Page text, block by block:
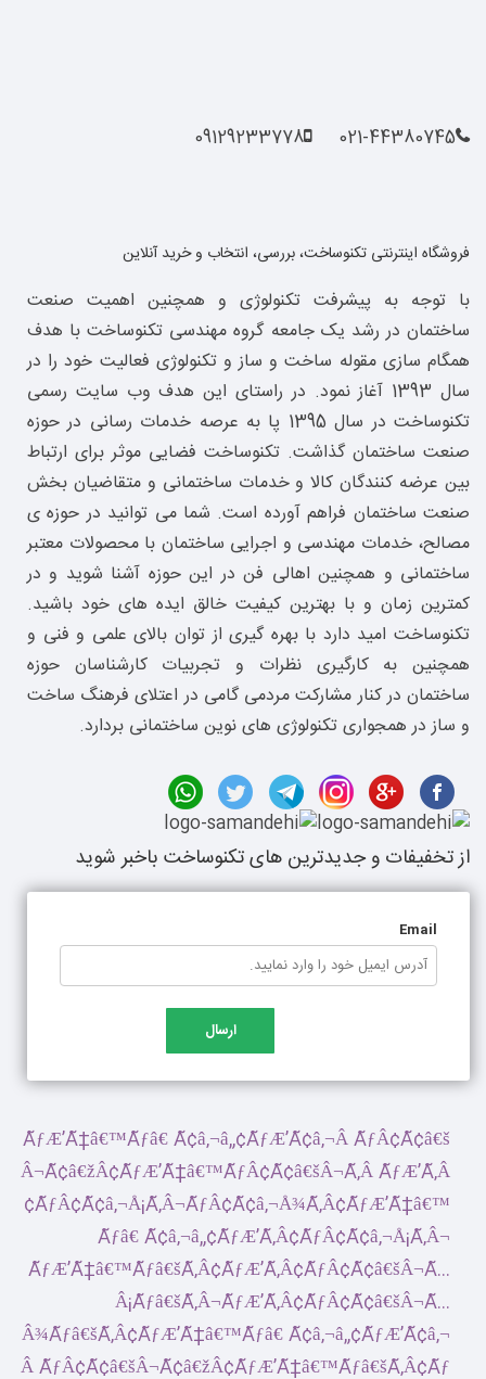
021-44380745
09129233778
فروشگاه اینترنتی تکنوساخت، بررسی، انتخاب و خرید آنلاین
با توجه به پیشرفت تکنولوژی و همچنین اهمیت صنعت
ساختمان در رشد یک جامعه گروه مهندسی تکنوساخت با هدف
همگام سازی مقوله ساخت و ساز و تکنولوژی فعالیت خود را در
سال 1393 آغاز نمود. در راستای این هدف وب سایت رسمی
تکنوساخت در سال 1395 پا به عرصه خدمات رسانی در حوزه
صنعت ساختمان گذاشت. تکنوساخت فضایی موثر برای ارتباط
بین عرضه کنندگان کالا و خدمات ساختمانی و متقاضیان بخش
صنعت ساختمان فراهم آورده است. شما می توانید در حوزه ی
مصالح، خدمات مهندسی و اجرایی ساختمان با محصولات معتبر
ساختمانی و همچنین اهالی فن در این حوزه آشنا شوید و در
کمترین زمان و با بهترین کیفیت خالق ایده های خود باشید.
تکنوساخت امید دارد با بهره گیری از توان بالای علمی و فنی و
همچنین به کارگیری نظرات و تجربیات کارشناسان حوزه
ساختمان در کنار مشارکت مردمی گامی در اعتلای فرهنگ ساخت
و ساز در همجواری تکنولوژی های نوین ساختمانی بردارد.
از تخفیفات و جدیدترین های تکنوساخت باخبر شوید
Email